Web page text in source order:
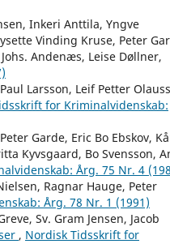
Inkeri Anttila, Yngve
Vinding Kruse, Peter
Andenæs, Leise Døllner,
Larsson, Leif Petter
for Kriminalvidenskab:
Garde, Eric Bo Ebskov,
Kyvsgaard, Bo Svensson,
Årg. 75 Nr. 4
Ragnar Hauge, Peter
Årg. 78 Nr. 1 (1991)
Sv. Gram Jensen, Jacob
, Nordisk Tidsskrift for